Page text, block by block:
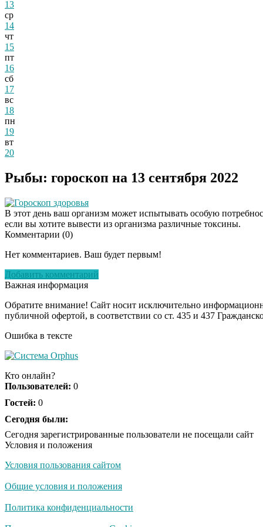
13
ср
14
чт
15
пт
16
сб
17
вс
18
пн
19
вт
20
Рыбы: гороскоп на 13 сентября 2022
Гороскоп здоровья
В этот день ваш организм может испытывать особую
если вы хотите вывести из организма различные токсины.
Комментарии (0)
Нет комментариев. Ваш будет первым!
Добавить комментарий
Важная информация
Обратите внимание! Сайт носит исключительно
публичной офертой, в соответствии со ст. 435 и 437
Ошибка в тексте
Кто онлайн?
Пользователей: 0
Гостей: 0
Сегодня были:
Сегодня зарегистрированные пользователи не посещали сайт
Условия и положения
Условия пользования сайтом
Общие условия и положения
Политика конфиденциальности